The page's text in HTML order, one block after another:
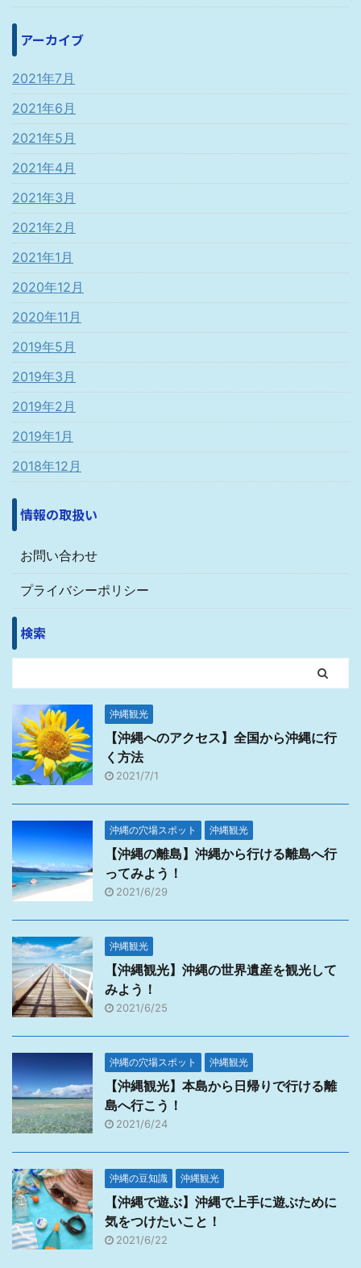
アーカイブ
2021年7月
2021年6月
2021年5月
2021年4月
2021年3月
2021年2月
2021年1月
2020年12月
2020年11月
2019年5月
2019年3月
2019年2月
2019年1月
2018年12月
情報の取扱い
お問い合わせ
プライバシーポリシー
検索
沖縄観光
【沖縄へのアクセス】全国から沖縄に行
く方法
2021/7/1
沖縄の穴場スポット 沖縄観光
【沖縄の離島】沖縄から行ける離島へ行
ってみよう！
2021/6/29
沖縄観光
【沖縄観光】沖縄の世界遺産を観光して
みよう！
2021/6/25
沖縄の穴場スポット 沖縄観光
【沖縄観光】本島から日帰りで行ける離
島へ行こう！
2021/6/24
沖縄の豆知識 沖縄観光
【沖縄で遊ぶ】沖縄で上手に遊ぶために
気をつけたいこと！
2021/6/22